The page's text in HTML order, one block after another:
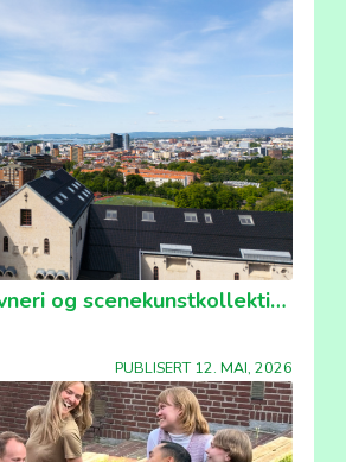
Årsmøte, klovneri og scenekunstkollektivet!
PUBLISERT 12. MAI, 2026